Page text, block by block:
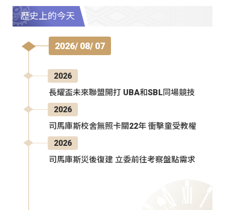
歷史上的今天
2026/ 08/ 07
2026
長耀盃未來聯盟開打 UBA和SBL同場競技
2026
司馬庫斯校舍無照卡關22年 衝擊童受教權
2026
司馬庫斯災後復建 立委前往考察盤點需求